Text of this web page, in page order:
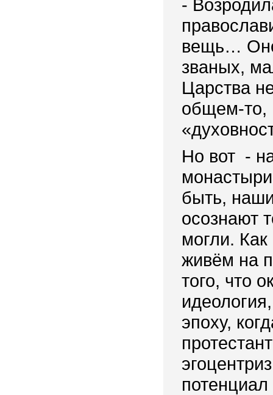
-
вещь…
званых,
Царства
общем-то,
Но вот -
быть,
осознают
могли.
живём на
того, что
эпоху,